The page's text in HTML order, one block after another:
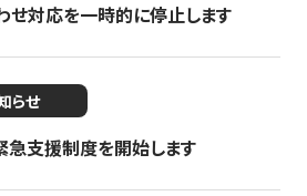
せ対応を一時的に停止します
らせ
支援制度を開始します